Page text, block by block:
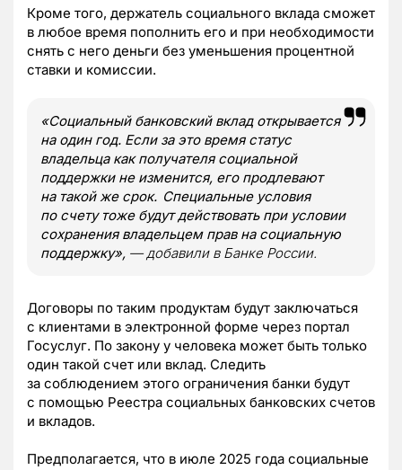
Кроме того, держатель социального вклада сможет
в любое время пополнить его и при необходимости
снять с него деньги без уменьшения процентной
ставки и комиссии.
«Социальный банковский вклад открывается
на один год. Если за это время статус
владельца как получателя социальной
поддержки не изменится, его продлевают
на такой же срок. Специальные условия
по счету тоже будут действовать при условии
сохранения владельцем прав на социальную
поддержку», — добавили в Банке России.
Договоры по таким продуктам будут заключаться
с клиентами в электронной форме через портал
Госуслуг. По закону у человека может быть только
один такой счет или вклад. Следить
за соблюдением этого ограничения банки будут
с помощью Реестра социальных банковских счетов
и вкладов.
Предполагается, что в июле 2025 года социальные